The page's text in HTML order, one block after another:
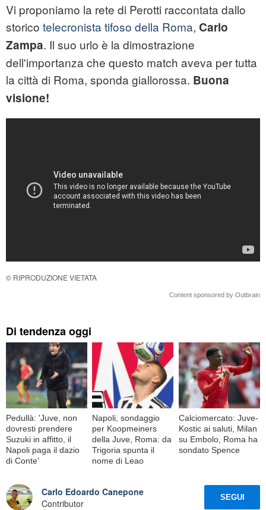
Vi proponiamo la rete di Perotti raccontata dallo
storico telecronista tifoso della Roma, Carlo
Zampa. Il suo urlo è la dimostrazione
dell'importanza che questo match aveva per tutta
la città di Roma, sponda giallorossa. Buona
visione!
© RIPRODUZIONE VIETATA
Content sponsored by Outbrain
Di tendenza oggi
Pedullà: 'Juve, non
dovresti prendere
Suzuki in affitto, il
Napoli paga il dazio
di Conte'
Napoli, sondaggio
per Koopmeiners
della Juve, Roma: da
Trigoria spunta il
nome di Leao
Calciomercato: Juve-
Kostic ai saluti, Milan
su Embolo, Roma ha
sondato Spence
Carlo Edoardo Canepone
Contributor
SEGUI